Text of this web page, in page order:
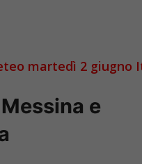
martedì 2 giugno
e